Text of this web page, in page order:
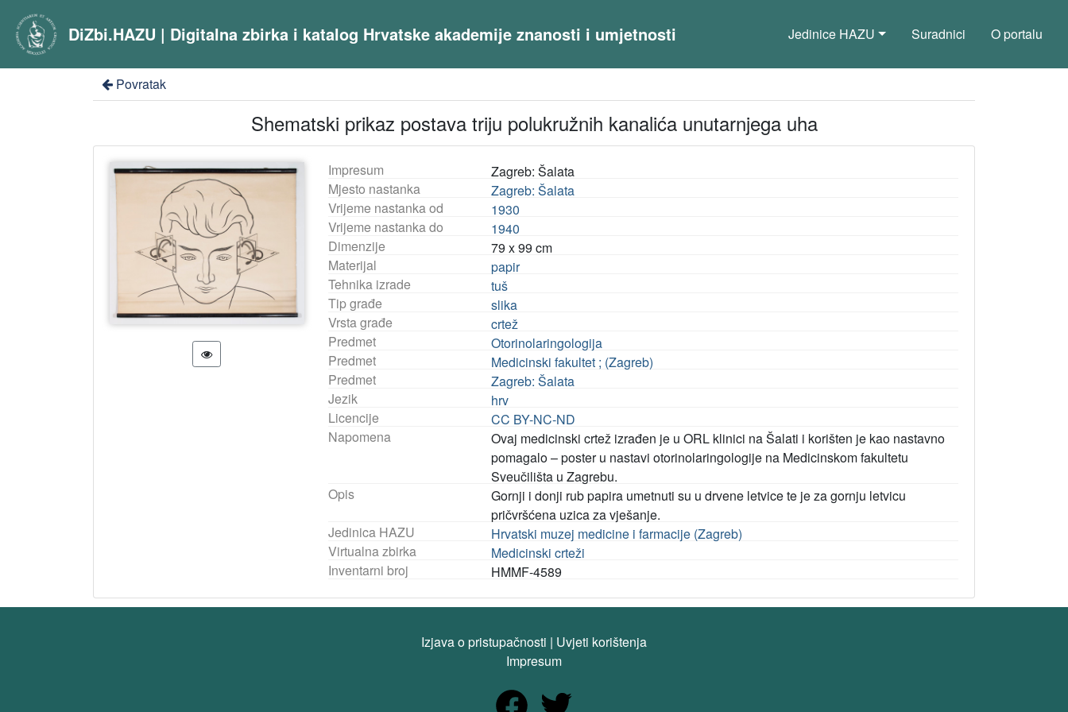
DiZbi.HAZU | Digitalna zbirka i katalog Hrvatske akademije znanosti i umjetnosti Jedinice HAZU Suradnici O portalu
Povratak
Shematski prikaz postava triju polukružnih kanalića unutarnjega uha
Impresum
Zagreb: Šalata
Mjesto nastanka
Zagreb: Šalata
Vrijeme nastanka od
1930
Vrijeme nastanka do
1940
Dimenzije
79 x 99 cm
Materijal
papir
Tehnika izrade
tuš
Tip građe
slika
Vrsta građe
crtež
Predmet
Otorinolaringologija
Predmet
Medicinski fakultet ; (Zagreb)
Predmet
Zagreb: Šalata
Jezik
hrv
Licencije
CC BY-NC-ND
Napomena
Ovaj medicinski crtež izrađen je u ORL klinici na Šalati i korišten je kao nastavno
pomagalo – poster u nastavi otorinolaringologije na Medicinskom fakultetu
Sveučilišta u Zagrebu.
Opis
Gornji i donji rub papira umetnuti su u drvene letvice te je za gornju letvicu
pričvršćena uzica za vješanje.
Jedinica HAZU
Hrvatski muzej medicine i farmacije (Zagreb)
Virtualna zbirka
Medicinski crteži
Inventarni broj
HMMF-4589
Izjava o pristupačnosti | Uvjeti korištenja
Impresum